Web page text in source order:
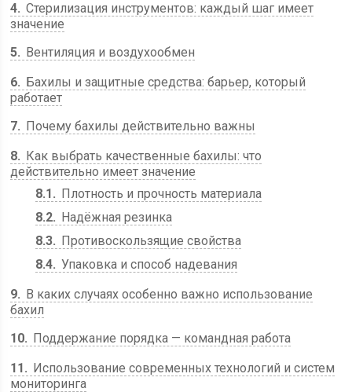
4 Стерилизация инструментов: каждый шаг имеет
значение
5
Вентиляция и воздухообмен
6
Бахилы и защитные средства: барьер, который
работает
7
Почему бахилы действительно важны
8
Как выбрать качественные бахилы: что
действительно имеет значение
8.1
Плотность и прочность материала
8.2
Надёжная резинка
8.3
Противоскользящие свойства
8.4 Упаковка и способ надевания
9
В каких случаях особенно важно использование
бахил
10
Поддержание порядка — командная работа
11
Использование современных технологий и систем
мониторинга